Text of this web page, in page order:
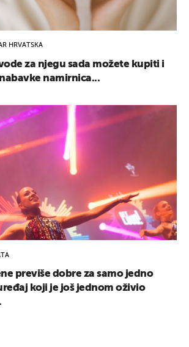
HRVATSKA
za njegu sada možete kupiti i
namirnica...
previše dobre za samo jedno
koji je još jednom oživio